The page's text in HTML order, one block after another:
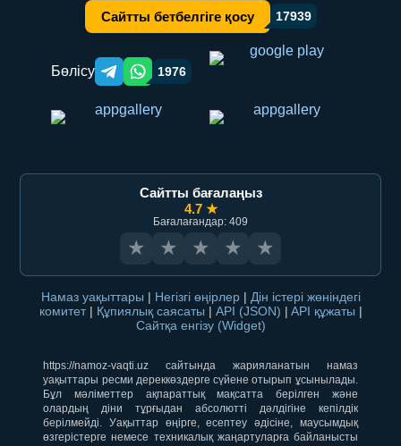
Сайтты бетбелгіге қосу 17939
Бөлісу Telegram orqali ulashish
WhatsApp orqali ulashish
1976
Сайтты бағалаңыз
4.7 ★
Бағалағандар: 409
★ ★ ★ ★ ★
Намаз уақыттары | Негізгі өңірлер | Дін істері жөніндегі
комитет | Құпиялық саясаты | API (JSON) | API құжаты |
Сайтқа енгізу (Widget)
https://namoz-vaqti.uz сайтында жарияланатын намаз
уақыттары ресми дереккөздерге сүйене отырып ұсынылады.
Бұл мәліметтер ақпараттық мақсатта берілген және
олардың діни тұрғыдан абсолютті дәлдігіне кепілдік
берілмейді. Уақыттар өңірге, есептеу әдісіне, маусымдық
өзгерістерге немесе техникалық жаңартуларға байланысты